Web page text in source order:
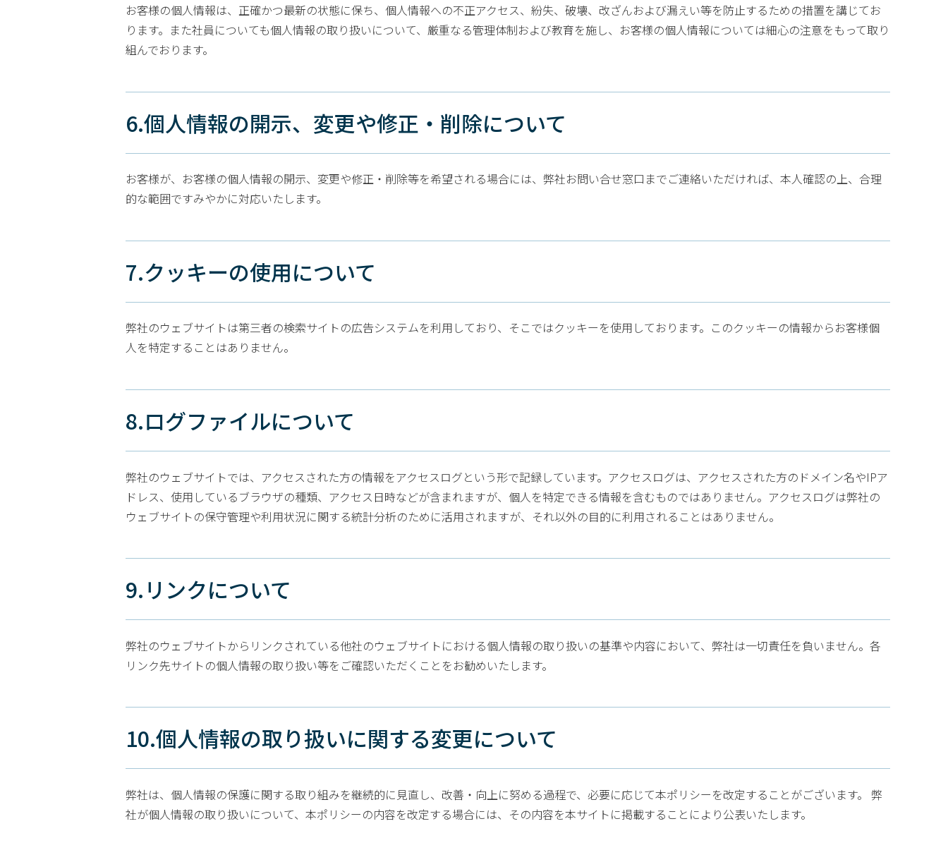
お客様の個人情報は、正確かつ最新の状態に保ち、個人情報への不正アクセス、紛失、破壊、改ざんおよび漏えい等を防止するための措置を講じてお
ります。また社員についても個人情報の取り扱いについて、厳重なる管理体制および教育を施し、お客様の個人情報については細心の注意をもって取り
組んでおります。
6.個人情報の開示、変更や修正・削除について
お客様が、お客様の個人情報の開示、変更や修正・削除等を希望される場合には、弊社お問い合せ窓口までご連絡いただければ、本人確認の上、合理
的な範囲ですみやかに対応いたします。
7.クッキーの使用について
弊社のウェブサイトは第三者の検索サイトの広告システムを利用しており、そこではクッキーを使用しております。このクッキーの情報からお客様個
人を特定することはありません。
8.ログファイルについて
弊社のウェブサイトでは、アクセスされた方の情報をアクセスログという形で記録しています。アクセスログは、アクセスされた方のドメイン名やIPア
ドレス、使用しているブラウザの種類、アクセス日時などが含まれますが、個人を特定できる情報を含むものではありません。アクセスログは弊社の
ウェブサイトの保守管理や利用状況に関する統計分析のために活用されますが、それ以外の目的に利用されることはありません。
9.リンクについて
弊社のウェブサイトからリンクされている他社のウェブサイトにおける個人情報の取り扱いの基準や内容において、弊社は一切責任を負いません。各
リンク先サイトの個人情報の取り扱い等をご確認いただくことをお勧めいたします。
10.個人情報の取り扱いに関する変更について
弊社は、個人情報の保護に関する取り組みを継続的に見直し、改善・向上に努める過程で、必要に応じて本ポリシーを改定することがございます。 弊
社が個人情報の取り扱いについて、本ポリシーの内容を改定する場合には、その内容を本サイトに掲載することにより公表いたします。